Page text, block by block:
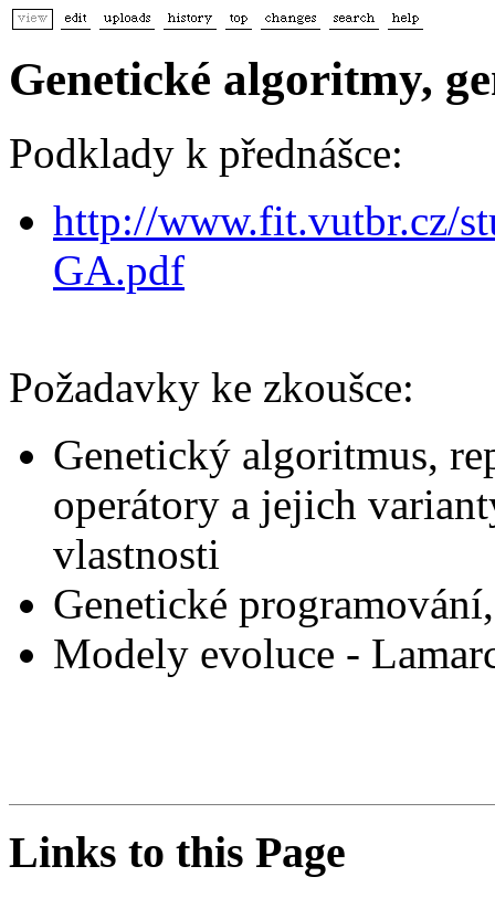
Genetické algoritmy,
Podklady k přednášce:
http://www.fit.vutbr.cz/
GA.pdf
Požadavky ke zkoušce:
Genetický algoritmus,
operátory a jejich
vlastnosti
Genetické
Modely evoluce -
Links to this Page